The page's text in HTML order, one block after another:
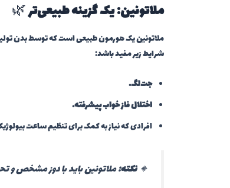
ملاتونین: یک گزینه طبیعی‌تر🌿
ملاتونین یک هورمون طبیعی است که توسط بدن
شرایط زیر مفید باشد:
جت‌لگ.
اختلال فاز خواب پیشرفته.
افرادی که نیاز به کمک برای تنظیم ساعت
🔸نکته:ملاتونین باید با دوز مشخص